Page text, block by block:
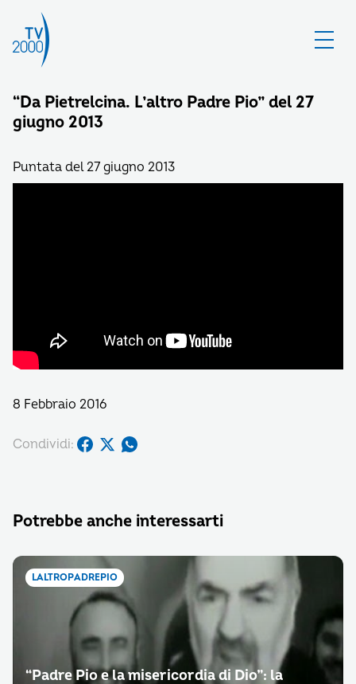
“Da Pietrelcina. L’altro Padre Pio” del 27
giugno 2013
Puntata del 27 giugno 2013
8 Febbraio 2016
Condividi:
Potrebbe anche interessarti
LALTROPADREPIO
“Padre Pio e la misericordia di Dio”: la